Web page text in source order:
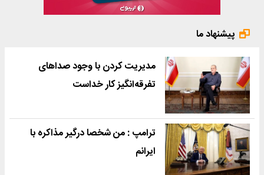
پیشنهاد ما
مدیریت کردن با وجود صداهای
تفرقه‌انگیز کار خداست
ترامپ : من شخصا درگیر مذاکره با
ایرانم